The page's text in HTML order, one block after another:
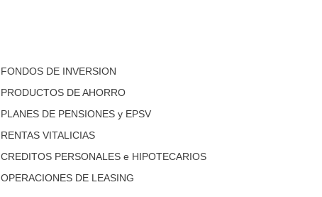
FONDOS DE INVERSION
PRODUCTOS DE AHORRO
PLANES DE PENSIONES y EPSV
RENTAS VITALICIAS
CREDITOS PERSONALES e HIPOTECARIOS
OPERACIONES DE LEASING